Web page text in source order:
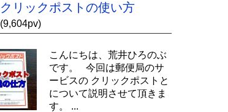
クリックポストの使い方
(9,604pv)
こんにちは、荒井ひろのぶ
です。 今回は郵便局のサ
ービスの クリックポストと
について説明させて頂きま
す。 ...